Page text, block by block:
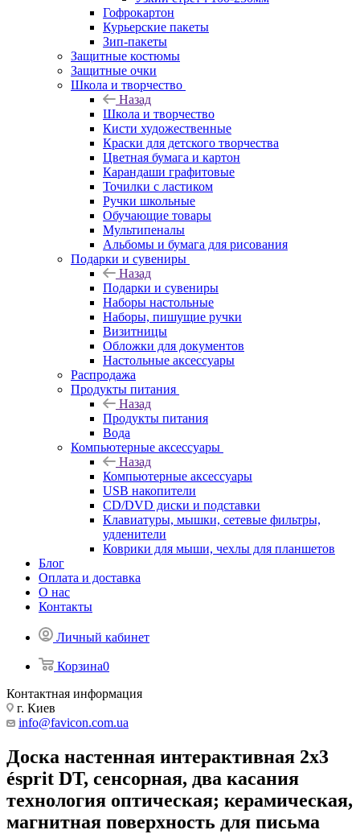
Гофрокартон
Курьерские пакеты
Зип-пакеты
Защитные костюмы
Защитные очки
Школа и творчество
Назад
Школа и творчество
Кисти художественные
Краски для детского творчества
Цветная бумага и картон
Карандаши графитовые
Точилки с ластиком
Ручки школьные
Обучающие товары
Мультипеналы
Альбомы и бумага для рисования
Подарки и сувениры
Назад
Подарки и сувениры
Наборы настольные
Наборы, пишущие ручки
Визитницы
Обложки для документов
Настольные аксессуары
Распродажа
Продукты питания
Назад
Продукты питания
Вода
Компьютерные аксессуары
Назад
Компьютерные аксессуары
USB накопители
CD/DVD диски и подставки
Клавиатуры, мышки, сетевые фильтры,
удленители
Коврики для мыши, чехлы для планшетов
Блог
Оплата и доставка
О нас
Контакты
Личный кабинет
Корзина0
Контактная информация
г. Киев
info@favicon.com.ua
Доска настенная интерактивная 2x3
ésprit DT, сенсорная, два касания
технология оптическая; керамическая,
магнитная поверхность для письма